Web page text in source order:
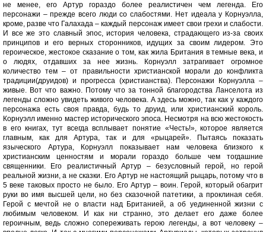
не менее, его Артур гораздо более реалистичен чем легенда. Его
персонажи – прежде всего люди со слабостями. Нет идеала у Корнуэлла,
кроме, разве что Галахада – каждый персонаж имеет свои грехи и слабости.
И все же это славный эпос, история человека, страдающего из-за своих
принципов и его верных сторонников, идущих за своим лидером. Это
героическое, жестокое сказание о том, как жила Британия в темные века, и
о людях, отдавших за нее жизнь. Корнуэлл затрагивает огромное
количество тем – от правильности христианской морали до конфликта
традиции(друидов) и прогресса (христианства). Персонажи Корнуэлла –
живые. Вот что важно. Потому что за тонной благородства Ланселота из
легенды сложно увидеть живого человека. А здесь можно, так как у каждого
персонажа есть своя правда, будь то друид, или христианский король.
Корнуэлл именно мастер исторического эпоса. Несмотря на всю жестокость
в его книгах, тут всегда всплывает понятие «Честь!», которое является
главным, как для Артура, так и для «рыцарей». Пытаясь показать
языческого Артура, Корнуэлл показывает нам человека близкого к
христианским ценностям и морали гораздо больше чем тогдашние
священники. Его реалистичный Артур – безусловный герой, но герой
реальной жизни, а не сказки. Его Артур не настоящий рыцарь, потому что в
5 веке таковых просто не было. Его Артур – воин. Герой, который обагрит
руки во имя высшей цели, но без сказочной патетики, а проклиная себя.
Герой с мечтой не о власти над Британией, а об уединенной жизни с
любимым человеком. И как ни странно, это делает его даже более
героичным, ведь сложно сопереживать герою легенды, а вот человеку –